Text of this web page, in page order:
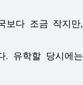
보다 조금 작지만,
. 유학할 당시에는